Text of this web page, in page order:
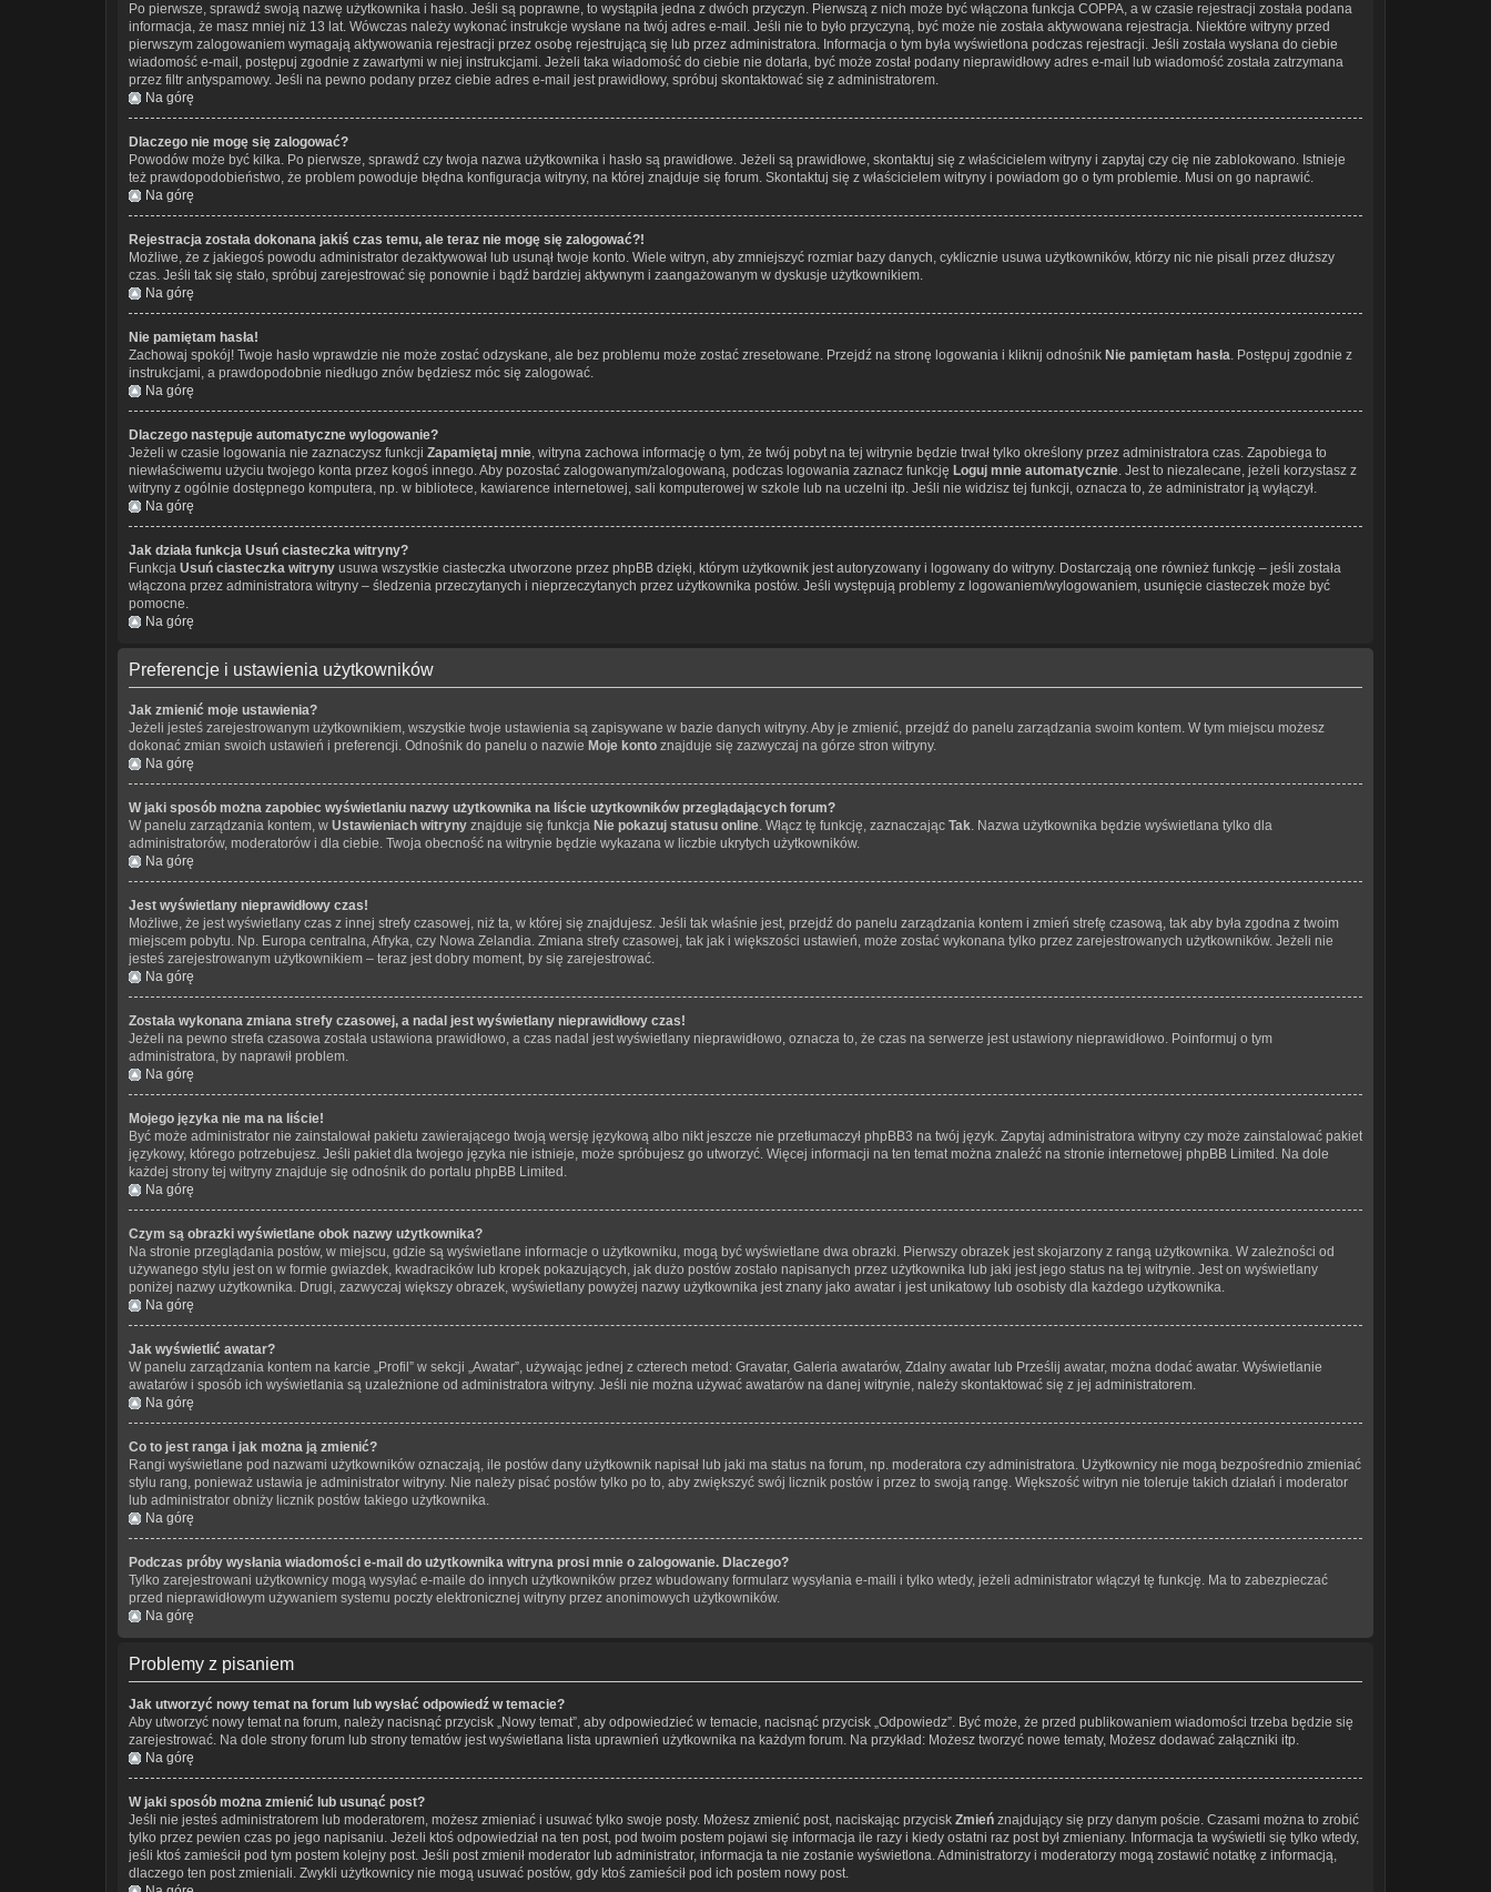
Po pierwsze, sprawdź swoją nazwę użytkownika i hasło. Jeśli są poprawne, to wystąpiła jedna z dwóch przyczyn. Pierwszą z nich może być włączona funkcja COPPA, a w czasie rejestracji została podana
informacja, że masz mniej niż 13 lat. Wówczas należy wykonać instrukcje wysłane na twój adres e-mail. Jeśli nie to było przyczyną, być może nie została aktywowana rejestracja. Niektóre witryny przed
pierwszym zalogowaniem wymagają aktywowania rejestracji przez osobę rejestrującą się lub przez administratora. Informacja o tym była wyświetlona podczas rejestracji. Jeśli została wysłana do ciebie
wiadomość e-mail, postępuj zgodnie z zawartymi w niej instrukcjami. Jeżeli taka wiadomość do ciebie nie dotarła, być może został podany nieprawidłowy adres e-mail lub wiadomość została zatrzymana
przez filtr antyspamowy. Jeśli na pewno podany przez ciebie adres e-mail jest prawidłowy, spróbuj skontaktować się z administratorem.
Na górę
Dlaczego nie mogę się zalogować?
Powodów może być kilka. Po pierwsze, sprawdź czy twoja nazwa użytkownika i hasło są prawidłowe. Jeżeli są prawidłowe, skontaktuj się z właścicielem witryny i zapytaj czy cię nie zablokowano. Istnieje
też prawdopodobieństwo, że problem powoduje błędna konfiguracja witryny, na której znajduje się forum. Skontaktuj się z właścicielem witryny i powiadom go o tym problemie. Musi on go naprawić.
Na górę
Rejestracja została dokonana jakiś czas temu, ale teraz nie mogę się zalogować?!
Możliwe, że z jakiegoś powodu administrator dezaktywował lub usunął twoje konto. Wiele witryn, aby zmniejszyć rozmiar bazy danych, cyklicznie usuwa użytkowników, którzy nic nie pisali przez dłuższy
czas. Jeśli tak się stało, spróbuj zarejestrować się ponownie i bądź bardziej aktywnym i zaangażowanym w dyskusje użytkownikiem.
Na górę
Nie pamiętam hasła!
Zachowaj spokój! Twoje hasło wprawdzie nie może zostać odzyskane, ale bez problemu może zostać zresetowane. Przejdź na stronę logowania i kliknij odnośnik Nie pamiętam hasła. Postępuj zgodnie z
instrukcjami, a prawdopodobnie niedługo znów będziesz móc się zalogować.
Na górę
Dlaczego następuje automatyczne wylogowanie?
Jeżeli w czasie logowania nie zaznaczysz funkcji Zapamiętaj mnie, witryna zachowa informację o tym, że twój pobyt na tej witrynie będzie trwał tylko określony przez administratora czas. Zapobiega to
niewłaściwemu użyciu twojego konta przez kogoś innego. Aby pozostać zalogowanym/zalogowaną, podczas logowania zaznacz funkcję Loguj mnie automatycznie. Jest to niezalecane, jeżeli korzystasz z
witryny z ogólnie dostępnego komputera, np. w bibliotece, kawiarence internetowej, sali komputerowej w szkole lub na uczelni itp. Jeśli nie widzisz tej funkcji, oznacza to, że administrator ją wyłączył.
Na górę
Jak działa funkcja Usuń ciasteczka witryny?
Funkcja Usuń ciasteczka witryny usuwa wszystkie ciasteczka utworzone przez phpBB dzięki, którym użytkownik jest autoryzowany i logowany do witryny. Dostarczają one również funkcję – jeśli została
włączona przez administratora witryny – śledzenia przeczytanych i nieprzeczytanych przez użytkownika postów. Jeśli występują problemy z logowaniem/wylogowaniem, usunięcie ciasteczek może być
pomocne.
Na górę
Preferencje i ustawienia użytkowników
Jak zmienić moje ustawienia?
Jeżeli jesteś zarejestrowanym użytkownikiem, wszystkie twoje ustawienia są zapisywane w bazie danych witryny. Aby je zmienić, przejdź do panelu zarządzania swoim kontem. W tym miejscu możesz
dokonać zmian swoich ustawień i preferencji. Odnośnik do panelu o nazwie Moje konto znajduje się zazwyczaj na górze stron witryny.
Na górę
W jaki sposób można zapobiec wyświetlaniu nazwy użytkownika na liście użytkowników przeglądających forum?
W panelu zarządzania kontem, w Ustawieniach witryny znajduje się funkcja Nie pokazuj statusu online. Włącz tę funkcję, zaznaczając Tak. Nazwa użytkownika będzie wyświetlana tylko dla
administratorów, moderatorów i dla ciebie. Twoja obecność na witrynie będzie wykazana w liczbie ukrytych użytkowników.
Na górę
Jest wyświetlany nieprawidłowy czas!
Możliwe, że jest wyświetlany czas z innej strefy czasowej, niż ta, w której się znajdujesz. Jeśli tak właśnie jest, przejdź do panelu zarządzania kontem i zmień strefę czasową, tak aby była zgodna z twoim
miejscem pobytu. Np. Europa centralna, Afryka, czy Nowa Zelandia. Zmiana strefy czasowej, tak jak i większości ustawień, może zostać wykonana tylko przez zarejestrowanych użytkowników. Jeżeli nie
jesteś zarejestrowanym użytkownikiem – teraz jest dobry moment, by się zarejestrować.
Na górę
Została wykonana zmiana strefy czasowej, a nadal jest wyświetlany nieprawidłowy czas!
Jeżeli na pewno strefa czasowa została ustawiona prawidłowo, a czas nadal jest wyświetlany nieprawidłowo, oznacza to, że czas na serwerze jest ustawiony nieprawidłowo. Poinformuj o tym
administratora, by naprawił problem.
Na górę
Mojego języka nie ma na liście!
Być może administrator nie zainstalował pakietu zawierającego twoją wersję językową albo nikt jeszcze nie przetłumaczył phpBB3 na twój język. Zapytaj administratora witryny czy może zainstalować pakiet
językowy, którego potrzebujesz. Jeśli pakiet dla twojego języka nie istnieje, może spróbujesz go utworzyć. Więcej informacji na ten temat można znaleźć na stronie internetowej phpBB Limited. Na dole
każdej strony tej witryny znajduje się odnośnik do portalu phpBB Limited.
Na górę
Czym są obrazki wyświetlane obok nazwy użytkownika?
Na stronie przeglądania postów, w miejscu, gdzie są wyświetlane informacje o użytkowniku, mogą być wyświetlane dwa obrazki. Pierwszy obrazek jest skojarzony z rangą użytkownika. W zależności od
używanego stylu jest on w formie gwiazdek, kwadracików lub kropek pokazujących, jak dużo postów zostało napisanych przez użytkownika lub jaki jest jego status na tej witrynie. Jest on wyświetlany
poniżej nazwy użytkownika. Drugi, zazwyczaj większy obrazek, wyświetlany powyżej nazwy użytkownika jest znany jako awatar i jest unikatowy lub osobisty dla każdego użytkownika.
Na górę
Jak wyświetlić awatar?
W panelu zarządzania kontem na karcie „Profil” w sekcji „Awatar”, używając jednej z czterech metod: Gravatar, Galeria awatarów, Zdalny awatar lub Prześlij awatar, można dodać awatar. Wyświetlanie
awatarów i sposób ich wyświetlania są uzależnione od administratora witryny. Jeśli nie można używać awatarów na danej witrynie, należy skontaktować się z jej administratorem.
Na górę
Co to jest ranga i jak można ją zmienić?
Rangi wyświetlane pod nazwami użytkowników oznaczają, ile postów dany użytkownik napisał lub jaki ma status na forum, np. moderatora czy administratora. Użytkownicy nie mogą bezpośrednio zmieniać
stylu rang, ponieważ ustawia je administrator witryny. Nie należy pisać postów tylko po to, aby zwiększyć swój licznik postów i przez to swoją rangę. Większość witryn nie toleruje takich działań i moderator
lub administrator obniży licznik postów takiego użytkownika.
Na górę
Podczas próby wysłania wiadomości e-mail do użytkownika witryna prosi mnie o zalogowanie. Dlaczego?
Tylko zarejestrowani użytkownicy mogą wysyłać e-maile do innych użytkowników przez wbudowany formularz wysyłania e-maili i tylko wtedy, jeżeli administrator włączył tę funkcję. Ma to zabezpieczać
przed nieprawidłowym używaniem systemu poczty elektronicznej witryny przez anonimowych użytkowników.
Na górę
Problemy z pisaniem
Jak utworzyć nowy temat na forum lub wysłać odpowiedź w temacie?
Aby utworzyć nowy temat na forum, należy nacisnąć przycisk „Nowy temat”, aby odpowiedzieć w temacie, nacisnąć przycisk „Odpowiedz”. Być może, że przed publikowaniem wiadomości trzeba będzie się
zarejestrować. Na dole strony forum lub strony tematów jest wyświetlana lista uprawnień użytkownika na każdym forum. Na przykład: Możesz tworzyć nowe tematy, Możesz dodawać załączniki itp.
Na górę
W jaki sposób można zmienić lub usunąć post?
Jeśli nie jesteś administratorem lub moderatorem, możesz zmieniać i usuwać tylko swoje posty. Możesz zmienić post, naciskając przycisk Zmień znajdujący się przy danym poście. Czasami można to zrobić
tylko przez pewien czas po jego napisaniu. Jeżeli ktoś odpowiedział na ten post, pod twoim postem pojawi się informacja ile razy i kiedy ostatni raz post był zmieniany. Informacja ta wyświetli się tylko wtedy,
jeśli ktoś zamieścił pod tym postem kolejny post. Jeśli post zmienił moderator lub administrator, informacja ta nie zostanie wyświetlona. Administratorzy i moderatorzy mogą zostawić notatkę z informacją,
dlaczego ten post zmieniali. Zwykli użytkownicy nie mogą usuwać postów, gdy ktoś zamieścił pod ich postem nowy post.